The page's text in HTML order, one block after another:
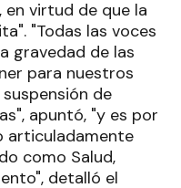
en virtud de que la
"Todas las voces
gravedad de las
para nuestros
de
apuntó, "y es por
articuladamente
como Salud,
detalló el